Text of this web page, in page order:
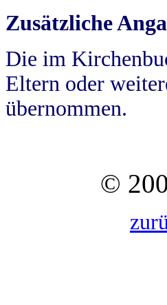
Zusätzliche
Die im
Eltern oder
übernommen.
©